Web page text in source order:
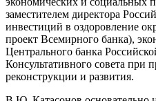
заместителем директора
инвестиций в оздоровление
проект Всемирного банка),
Центрального банка
Консультативного совета при
реконструкции и развития.